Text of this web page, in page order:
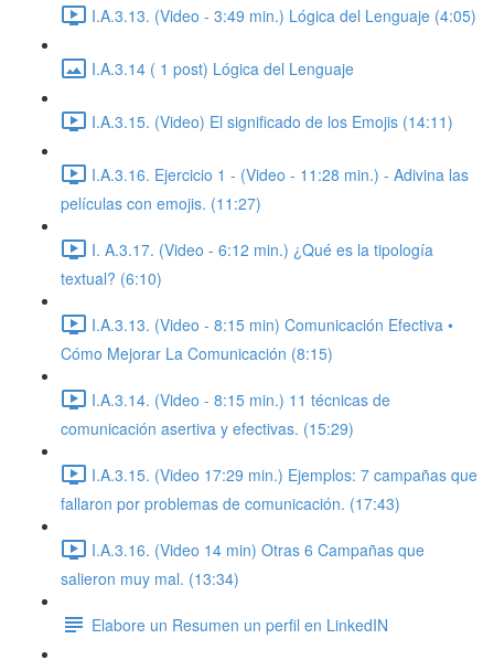
I.A.3.13. (Video - 3:49 min.) Lógica del Lenguaje (4:05)
I.A.3.14 ( 1 post) Lógica del Lenguaje
I.A.3.15. (Video) El significado de los Emojis (14:11)
I.A.3.16. Ejercicio 1 - (Video - 11:28 min.) - Adivina las
películas con emojis. (11:27)
I. A.3.17. (Video - 6:12 min.) ¿Qué es la tipología
textual? (6:10)
I.A.3.13. (Video - 8:15 min) Comunicación Efectiva •
Cómo Mejorar La Comunicación (8:15)
I.A.3.14. (Video - 8:15 min.) 11 técnicas de
comunicación asertiva y efectivas. (15:29)
I.A.3.15. (Video 17:29 min.) Ejemplos: 7 campañas que
fallaron por problemas de comunicación. (17:43)
I.A.3.16. (Video 14 min) Otras 6 Campañas que
salieron muy mal. (13:34)
Elabore un Resumen un perfil en LinkedIN